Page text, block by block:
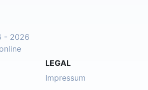
- 2026
LEGAL
Impressum